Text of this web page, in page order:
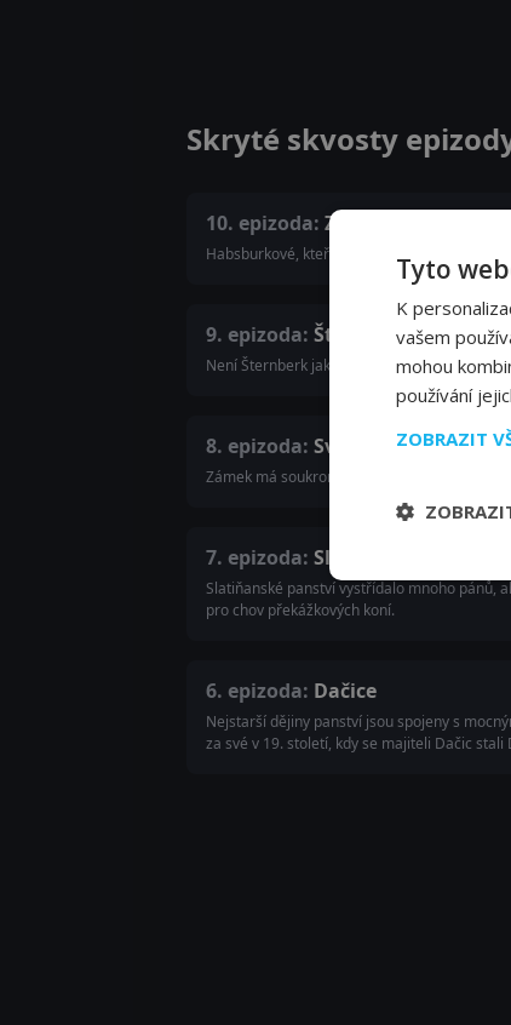
Skryté skvosty
10. epizoda: Zákupy
Habsburkové, kteří zákupský zámek získali
9. epizoda: Šternberk
Není Šternberk jako Šternberk! Dva hrady
8. epizoda: Světlá nad Sázavou
Zámek má soukromého vlastníka, který se
7. epizoda: Slatiňany
Slatiňanské panství vystřídalo mnoho pánů,
pro chov překážkových koní.
6. epizoda: Dačice
Nejstarší dějiny panství jsou spojeny s
za své v 19. století, kdy se majiteli Dačic stali
Tyto
K
vašem
mohou
používání
ZOBRAZIT